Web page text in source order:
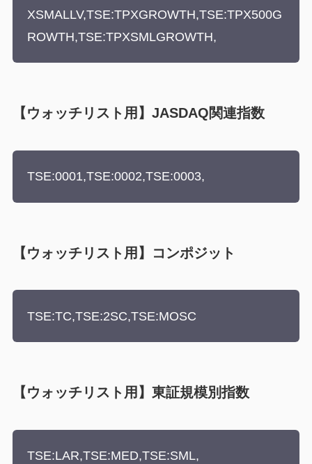
XSMALLV,TSE:TPXGROWTH,TSE:TPX500G
ROWTH,TSE:TPXSMLGROWTH,
【ウォッチリスト用】JASDAQ関連指数
TSE:0001,TSE:0002,TSE:0003,
【ウォッチリスト用】コンポジット
TSE:TC,TSE:2SC,TSE:MOSC
【ウォッチリスト用】東証規模別指数
TSE:LAR,TSE:MED,TSE:SML,